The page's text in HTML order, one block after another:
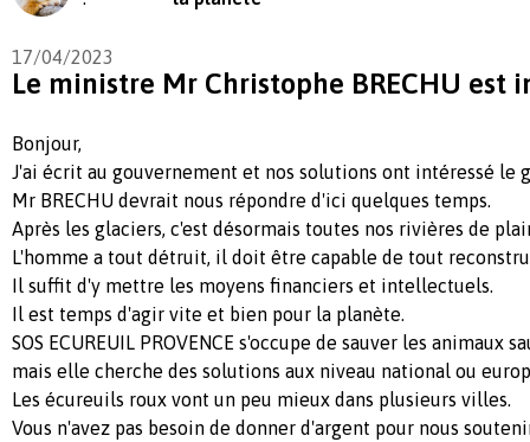
17/04/2023
Le ministre Mr Christophe BRECHU est
Bonjour,
J'ai écrit au gouvernement et nos solutions ont intéressé le
Mr BRECHU devrait nous répondre d'ici quelques temps.
Après les glaciers, c'est désormais toutes nos rivières de
L'homme a tout détruit, il doit être capable de tout
Il suffit d'y mettre les moyens financiers et intellectuels.
Il est temps d'agir vite et bien pour la planète.
SOS ECUREUIL PROVENCE s'occupe de sauver les animaux
mais elle cherche des solutions aux niveau national ou
Les écureuils roux vont un peu mieux dans plusieurs villes.
Vous n'avez pas besoin de donner d'argent pour nous